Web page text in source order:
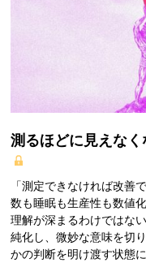
測るほどに見えな
「測定できなければ改善
数も睡眠も生産性も数値
理解が深まるわけではな
純化し、微妙な意味を切
かの判断を明け渡す状態に